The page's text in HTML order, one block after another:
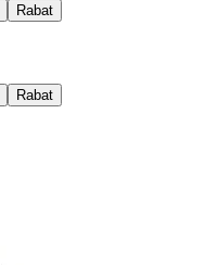
Rabat
Rabat